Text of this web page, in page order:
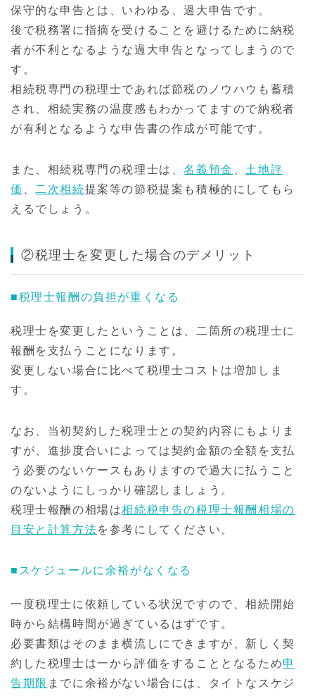
保守的な申告とは、いわゆる、過大申告です。
後で税務署に指摘を受けることを避けるために納税
者が不利となるような過大申告となってしまうので
す。
相続税専門の税理士であれば節税のノウハウも蓄積
され、相続実務の温度感もわかってますので納税者
が有利となるような申告書の作成が可能です。
また、相続税専門の税理士は、名義預金
土地評
価
二次相続提案等の節税提案も積極的にしてもら
えるでしょう。
②税理士を変更した場合のデメリット
■税理士報酬の負担が重くなる
税理士を変更したということは、二箇所の税理士に
報酬を支払うことになります。
変更しない場合に比べて税理士コストは増加しま
す。
なお、当初契約した税理士との契約内容にもよりま
すが、進捗度合いによっては契約金額の全額を支払
う必要のないケースもありますので過大に払うこと
のないようにしっかり確認しましょう。
税理士報酬の相場は相続税申告の税理士報酬相場の
目安と計算方法を参考にしてください。
■スケジュールに余裕がなくなる
一度税理士に依頼している状況ですので、相続開始
時から結構時間が過ぎているはずです。
必要書類はそのまま横流しにできますが、新しく契
約した税理士は一から評価をすることとなるため申
告期限 までに余裕がない場合には、タイトなスケジ